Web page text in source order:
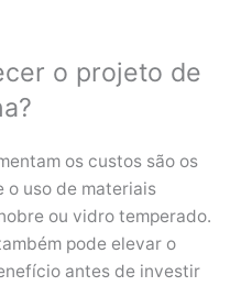
o projeto de
os custos são os
o uso de materiais
ou vidro temperado.
pode elevar o
antes de investir